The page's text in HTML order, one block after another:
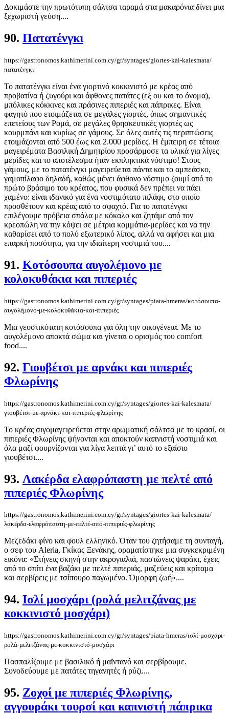
Δοκιμάστε την πρωτότυπη σάλτσα ταραμά στα μακαρόνια δίνει μια
ξεχωριστή γεύση....
90. Πατατένγκι
https://gastronomos.kathimerini.com.cy/gr/syntages/giortes-kai-kalesmata/
πατατένγκι
Το πατατένγκι είναι ένα γιορτινό κοκκινιστό με κρέας από
προβατίνα ή ζυγούρι και άφθονες πατάτες (εξ ου και το όνομα),
μπόλικες κόκκινες και πράσινες πιπεριές και πάπρικες. Είναι
φαγητό που ετοιμάζεται σε μεγάλες γιορτές, όπως σημαντικές
επετείους των Ρομά, σε μεγάλες θρησκευτικές γιορτές ως
κουρμπάνι και κυρίως σε γάμους. Σε όλες αυτές τις περιπτώσεις
ετοιμάζονται από 500 έως και 2.000 μερίδες. Η έμπειρη σε τέτοια
μαγειρέματα Βασιλική Δημητρίου προσάρμοσε τα υλικά για λίγες
μερίδες και το αποτέλεσμα ήταν εκπληκτικά νόστιμο! Στους
γάμους, με το πατατένγκι μαγειρεύεται πάντα και το αμπεάσκο,
γαμοπίλαφο δηλαδή, καθώς μένει άφθονο νόστιμο ζουμί από το
πρώτο βράσιμο του κρέατος, που φυσικά δεν πρέπει να πάει
χαμένο: είναι ιδανικό για ένα νοστιμότατο πιλάφι, στο οποίο
προσθέτουν και κρέας από το σφαχτό. Για το πατατένγκι
επιλέγουμε πρόβεια σπάλα με κόκαλο και ζητάμε από τον
κρεοπώλη να την κόψει σε μέτρια κομμάτια-μερίδες και να την
καθαρίσει από το πολύ εξωτερικό λίπος, αλλά να αφήσει και μια
επαρκή ποσότητα, για την ιδιαίτερη νοστιμιά του....
91. Κοτόσουπα αυγολέμονο με
κολοκυθάκια και πιπεριές
https://gastronomos.kathimerini.com.cy/gr/syntages/piata-hmeras/κοτόσουπα-
αυγολέμονο-με-κολοκυθάκια-και-πιπεριές
Mια γευστικότατη κοτόσουπα για όλη την οικογένεια. Με το
αυγολέμονο αποκτά σώμα και γίνεται ο ορισμός του comfort
food....
92. Γιουβέτσι με αρνάκι και πιπεριές
Φλωρίνης
https://gastronomos.kathimerini.com.cy/gr/syntages/giortes-kai-kalesmata/
γιουβέτσι-με-αρνάκι-και-πιπεριές-φλωρίνης
Το κρέας σιγομαγειρεύεται στην αρωματική σάλτσα με το κρασί, οι
πιπεριές Φλωρίνης ψήνονται και αποκτούν καπνιστή νοστιμιά και
όλα μαζί φουρνίζονται για λίγα λεπτά γι’ αυτό το εξαίσιο
γιουβέτσι....
93. Λακέρδα ελαφρόπαστη με πελτέ από
πιπεριές Φλωρίνης
https://gastronomos.kathimerini.com.cy/gr/syntages/giortes-kai-kalesmata/
λακέρδα-ελαφρόπαστη-με-πελτέ-από-πιπεριές-φλωρίνης
Μεζεδάκι φίνο και φουλ ελληνικό. Όταν του ζητήσαμε τη συνταγή,
ο σεφ του Aleria, Γκίκας Ξενάκης, οραματίστηκε μια συγκεκριμένη
εικόνα: «Στήνεις σκηνή στην ακρογιαλιά, παστώνεις ψαράκι, έχεις
από το σπίτι ένα βαζάκι με πελτέ πιπεριάς, μαζεύεις και κρίταμα
και σερβίρεις με τσίπουρο παγωμένο. Όμορφη ζωή»....
94. Ισλί μοσχάρι (ρολά μελιτζάνας με
κοκκινιστό μοσχάρι)
https://gastronomos.kathimerini.com.cy/gr/syntages/piata-hmeras/ισλί-μοσχάρι-
ρολά-μελιτζάνας-με-κοκκινιστό-μοσχάρι
Πασπαλίζουμε με βασιλικό ή μαϊντανό και σερβίρουμε.
Συνοδεύουμε με πατάτες τηγανητές ή ρύζι....
95. Ζοχοί με πιπεριές Φλωρίνης,
αγγουράκι τουρσί και καπνιστή πάπρικα